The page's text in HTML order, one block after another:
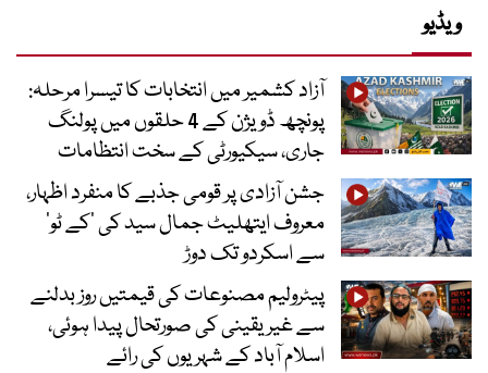
ویڈیو
آزاد کشمیر میں انتخابات کا تیسرا مرحلہ:
پونچھ ڈویژن کے 4 حلقوں میں پولنگ
جاری، سیکیورٹی کے سخت انتظامات
جشن آزادی پر قومی جذبے کا منفرد اظہار،
معروف ایتھلیٹ جمال سید کی ’کے ٹو‘
سے اسکردو تک دوڑ
پیٹرولیم مصنوعات کی قیمتیں روز بدلنے
سے غیر یقینی کی صورتحال پیدا ہوئی،
اسلام آباد کے شہریوں کی رائے